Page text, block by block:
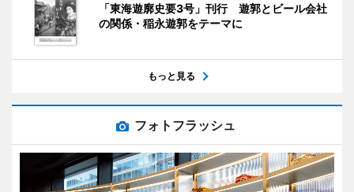
「東海遊廓史要3号」刊行 遊郭とビール会社
の関係・稲永遊郭をテーマに
もっと見る
フォトフラッシュ